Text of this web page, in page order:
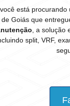
está procurando
de Goiás que
, a
split, VRF,